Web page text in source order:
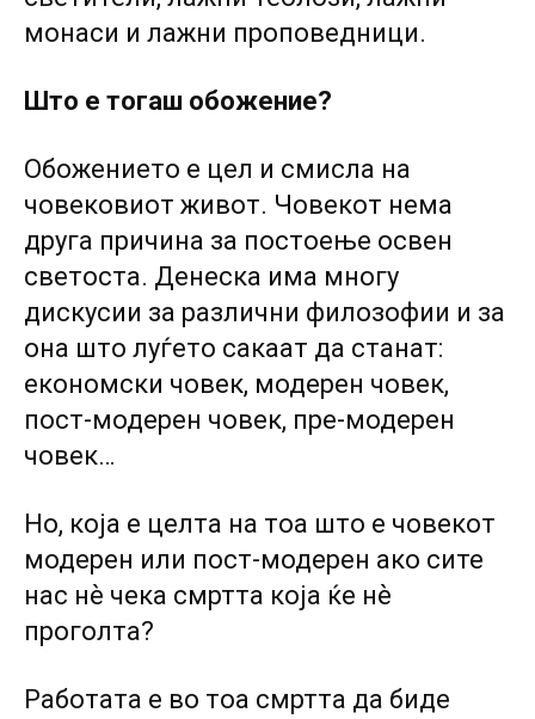
монаси и лажни проповедници.
Што е тогаш обожение?
Обожението е цел и смисла на
човековиот живот. Човекот нема
друга причина за постоење освен
светоста. Денеска има многу
дискусии за различни филозофии и за
она што луѓето сакаат да станат:
економски човек, модерен човек,
пост-модерен човек, пре-модерен
човек…
Но, која е целта на тоа што е човекот
модерен или пост-модерен ако сите
нас нѐ чека смртта која ќе нѐ
проголта?
Работата е во тоа смртта да биде